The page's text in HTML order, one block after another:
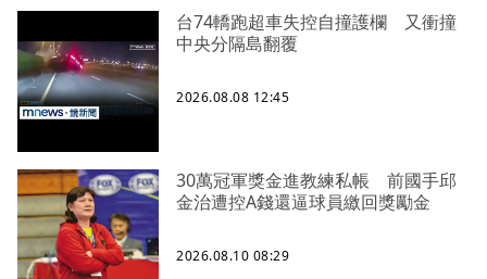
台74轎跑超車失控自撞護欄 又衝撞
中央分隔島翻覆
2026.08.08 12:45
30萬冠軍獎金進教練私帳 前國手邱
金治遭控A錢還逼球員繳回獎勵金
2026.08.10 08:29